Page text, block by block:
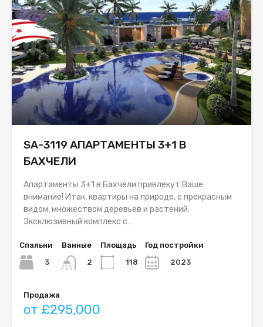
SA-3119 АПАРТАМЕНТЫ 3+1 В
БАХЧЕЛИ
Апартаменты 3+1 в Бахчели привлекут Ваше
внимание! Итак, квартиры на природе, с прекрасным
видом, множеством деревьев и растений.
Эксклюзивный комплекс с…
Спальни
3
Ванные
2
Площадь
118
Год постройки
2023
Продажа
от £295,000